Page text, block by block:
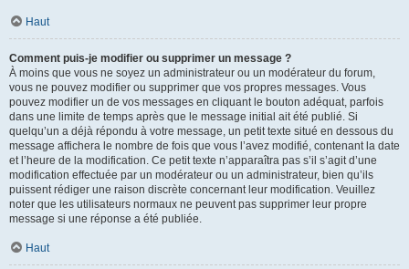
Haut
Comment puis-je modifier ou supprimer un message ?
À moins que vous ne soyez un administrateur ou un modérateur du forum,
vous ne pouvez modifier ou supprimer que vos propres messages. Vous
pouvez modifier un de vos messages en cliquant le bouton adéquat, parfois
dans une limite de temps après que le message initial ait été publié. Si
quelqu’un a déjà répondu à votre message, un petit texte situé en dessous du
message affichera le nombre de fois que vous l’avez modifié, contenant la date
et l’heure de la modification. Ce petit texte n’apparaîtra pas s’il s’agit d’une
modification effectuée par un modérateur ou un administrateur, bien qu’ils
puissent rédiger une raison discrète concernant leur modification. Veuillez
noter que les utilisateurs normaux ne peuvent pas supprimer leur propre
message si une réponse a été publiée.
Haut